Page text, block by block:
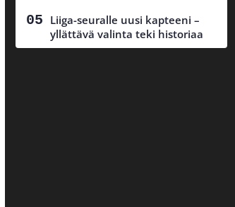
Liiga-seuralle uusi kapteeni –
yllättävä valinta teki historiaa